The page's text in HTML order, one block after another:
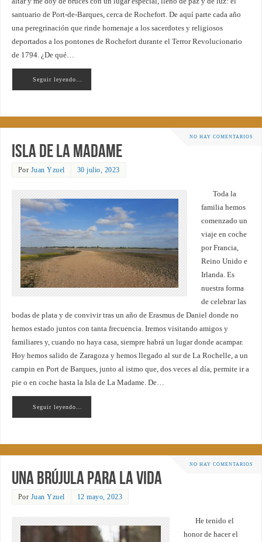
santuario de Port-de-Barques, cerca de Rochefort. De aquí parte cada año
una peregrinación que rinde homenaje a los sacerdotes y religiosos
deportados a los pontones de Rochefort durante el Terror Revolucionario
de 1794. ¿De qué…
Seguir leyendo…
NO HAY COMENTARIOS
Isla de La Madame
Por Juan Yzuel 30 julio, 2023
Toda la
familia hemos
comenzado un
viaje en coche
por Francia,
Reino Unido e
Irlanda. Es
nuestra forma
de celebrar las
bodas de plata y de convivir tras un año de Erasmus de Daniel donde no
hemos estado juntos con tanta frecuencia. Iremos visitando amigos y
familiares y, cuando no haya casa, siempre habrá un lugar donde acampar.
Hoy hemos salido de Zaragoza y hemos llegado al sur de La Rochelle, a un
campin en Port de Barques, junto al istmo que, dos veces al día, permite ir a
pie o en coche hasta la Isla de La Madame. De…
Seguir leyendo…
NO HAY COMENTARIOS
Una brújula para la vida
Por Juan Yzuel 12 mayo, 2023
He tenido el
honor de hacer el